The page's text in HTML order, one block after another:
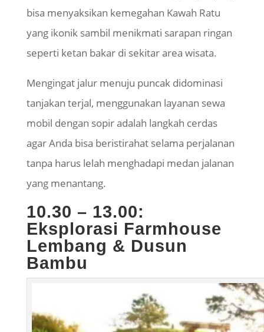
bisa menyaksikan kemegahan Kawah Ratu
yang ikoniksambil menikmati sarapan ringan
seperti ketan bakar di sekitar area wisata.
Mengingat jalur menuju puncak didominasi
tanjakan terjal, menggunakan layanan sewa
mobil dengan sopir adalah langkah cerdas
agar Anda bisa beristirahat selama perjalanan
tanpa harus lelah menghadapi medan jalanan
yang menantang.
10.30 – 13.00:
Eksplorasi Farmhouse
Lembang & Dusun
Bambu